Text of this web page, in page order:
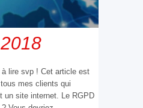
à lire svp ! Cet article est
mes clients qui
un site internet. Le RGPD